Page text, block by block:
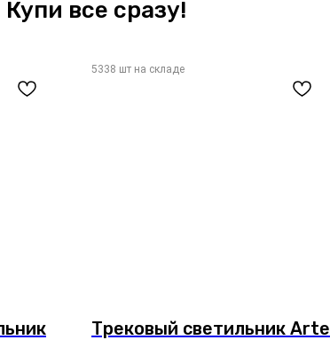
все сразу!
Трековый светильник Arte